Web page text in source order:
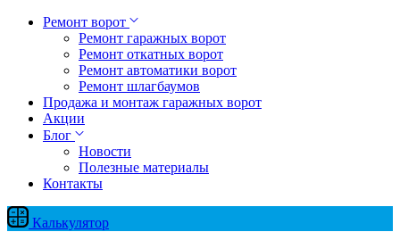
Ремонт ворот
Ремонт гаражных ворот
Ремонт откатных ворот
Ремонт автоматики ворот
Ремонт шлагбаумов
Продажа и монтаж гаражных ворот
Акции
Блог
Новости
Полезные материалы
Контакты
Калькулятор